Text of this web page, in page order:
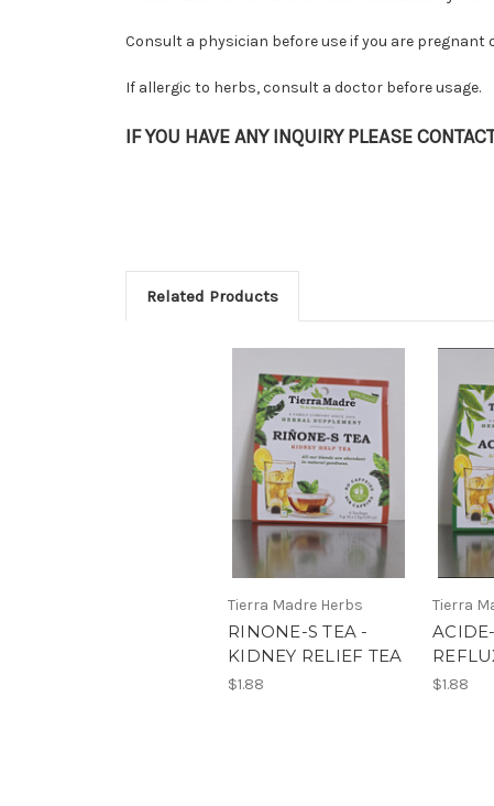
Consult a physician before use if you are pregnant
If allergic to herbs, consult a doctor before usage.
IF YOU HAVE ANY INQUIRY PLEASE
Related Products
Tierra Madre Herbs
RINONE-S TEA -
KIDNEY RELIEF TEA
$1.88
Tierra
$1.88